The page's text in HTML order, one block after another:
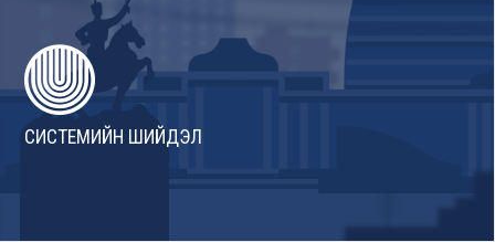
СИСТЕМИЙН ШИЙДЭЛ